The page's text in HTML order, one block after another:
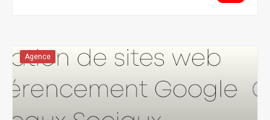
Agence